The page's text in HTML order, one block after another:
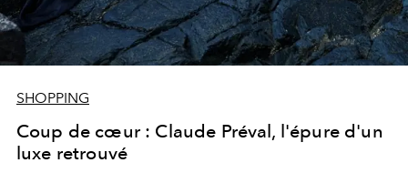
SHOPPING
Coup de cœur : Claude Préval, l'épure d'un
luxe retrouvé